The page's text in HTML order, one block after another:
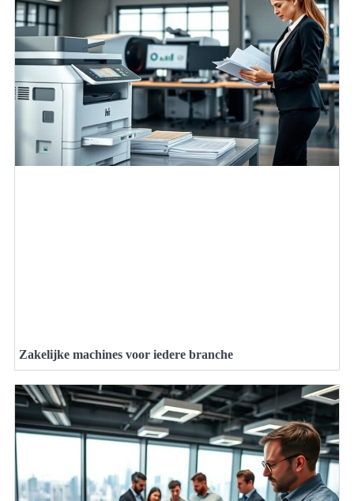
Zakelijke machines voor iedere branche